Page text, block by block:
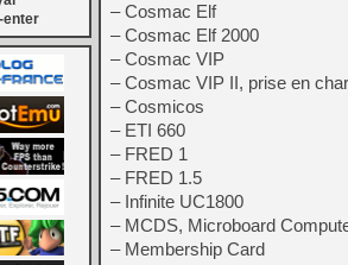
enter
– Cosmac Elf
– Cosmac Elf 2000
– Cosmac VIP
– Cosmac VIP II, prise en
– Cosmicos
– ETI 660
– FRED 1
– FRED 1.5
– Infinite UC1800
– MCDS, Microboard
– Membership Card